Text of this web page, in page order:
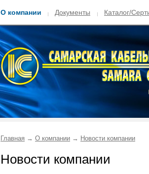
О компании Документы Каталог/
Главная → О компании → Новости компании
Новости компании